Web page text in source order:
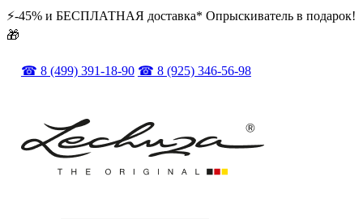
⚡️️-45% и БЕСПЛАТНАЯ доставка* Опрыскиватель в подарок!
🎁
☎ 8 (499) 391-18-90 ☎ 8 (925) 346-56-98